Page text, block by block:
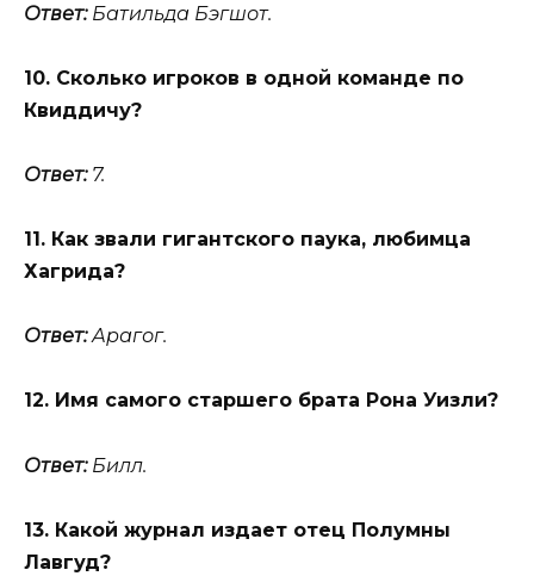
Ответ: Батильда Бэгшот.
10. Сколько игроков в одной команде по
Квиддичу?
Ответ:7.
11. Как звали гигантского паука, любимца
Хагрида?
Ответ:Арагог.
12. Имя самого старшего брата Рона Уизли?
Ответ:Билл.
13. Какой журнал издает отец Полумны
Лавгуд?